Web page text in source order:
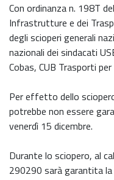
Con ordinanza n. 198T
Infrastrutture e dei
degli scioperi generali
nazionali dei sindacati
Cobas, CUB Trasporti
Per effetto dello
potrebbe non essere
venerdì 15 dicembre.
Durante lo sciopero, al
290290 sarà garantita